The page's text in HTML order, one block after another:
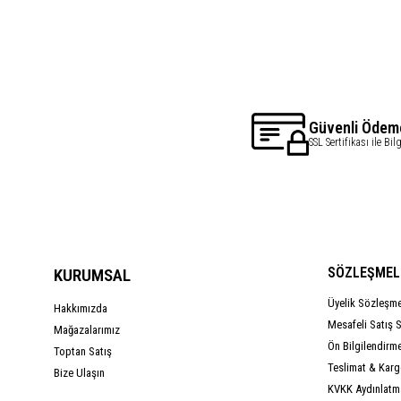
Güvenli
SSL Sertifikası ile
KURUMSAL
Hakkımızda
Mağazalarımız
Toptan Satış
Bize Ulaşın
Üyelik
Mesafeli Satış
Ön
Teslimat &
KVKK